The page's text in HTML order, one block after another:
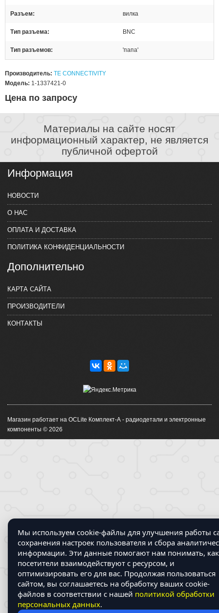
Разъем вилка
Тип разъема BNC
Тип разъемов 'папа'
Производитель: TE CONNECTIVITY
Модель: 1-1337421-0
Цена по запросу
Материалы на сайте носят
информационный характер, не является
публичной офертой
Информация
НОВОСТИ
О НАС
ОПЛАТА И ДОСТАВКА
ПОЛИТИКА КОНФИДЕНЦИАЛЬНОСТИ
Дополнительно
КАРТА САЙТА
ПРОИЗВОДИТЕЛИ
КОНТАКТЫ
Магазин работает на OCLite Комплект-А - радиодетали и электронные
компоненты © 2026
Мы используем cookie-файлы для улучшения работы
сохранения настроек пользователя и сбора
информации. Эти данные помогают нам понимать, как
посетители взаимодействуют с ресурсом, и
оптимизировать его для вас. Продолжая пользоваться
сайтом, вы соглашаетесь на обработку ваших cookie-
файлов в соответствии с нашей политикой обработки
персональных данных.